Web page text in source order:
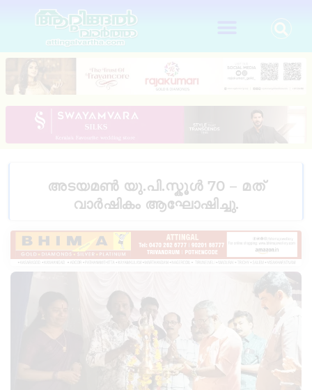
അടയമൺ യു.പി.സ്കൂൾ 70 – മത്
വാർഷികം ആഘോഷിച്ചു.